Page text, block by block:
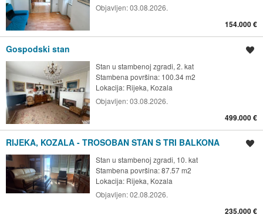
Objavljen:03.08.2026.
154.000 €
Gospodski stan
Stan u stambenoj zgradi, 2. kat
Stambena površina: 100.34 m2
Lokacija: Rijeka, Kozala
Objavljen:03.08.2026.
499.000 €
RIJEKA, KOZALA - TROSOBAN STAN S TRI BALKONA
Stan u stambenoj zgradi, 10. kat
Stambena površina: 87.57 m2
Lokacija: Rijeka, Kozala
Objavljen:02.08.2026.
235.000 €